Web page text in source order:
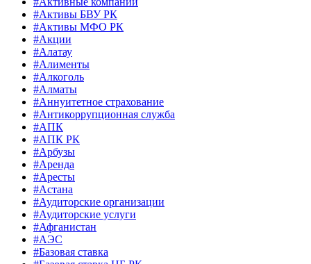
#Активы БВУ РК
#Активы МФО РК
#Акции
#Алатау
#Алименты
#Алкоголь
#Алматы
#Аннуитетное страхование
#Антикоррупционная служба
#АПК
#АПК РК
#Арбузы
#Аренда
#Аресты
#Астана
#Аудиторские организации
#Аудиторские услуги
#Афганистан
#АЭС
#Базовая ставка